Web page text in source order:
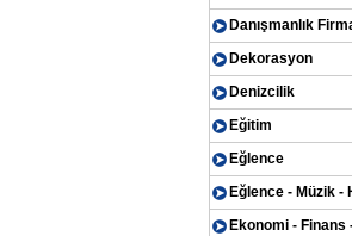
Danışmanlık
Dekorasyon
Denizcilik
Eğitim
Eğlence
Eğlence - Müzik -
Ekonomi - Finans